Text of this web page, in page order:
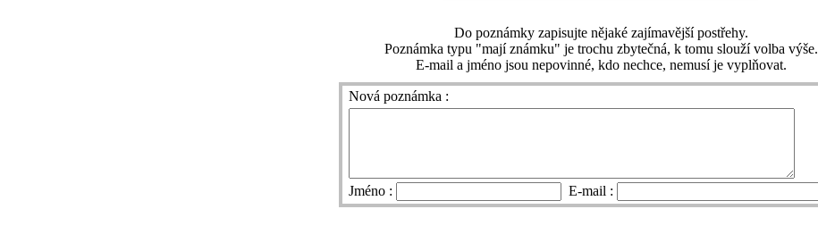
Do poznámky zapisujte nějaké zajímavější postřehy.
Poznámka typu "mají známku" je trochu zbytečná, k tomu slouží volba výše.
E-mail a jméno jsou nepovinné, kdo nechce, nemusí je vyplňovat.
Nová poznámka :
Jméno : E-mail :